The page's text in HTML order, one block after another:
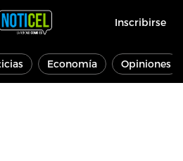
Inscribirse
Economía Opiniones